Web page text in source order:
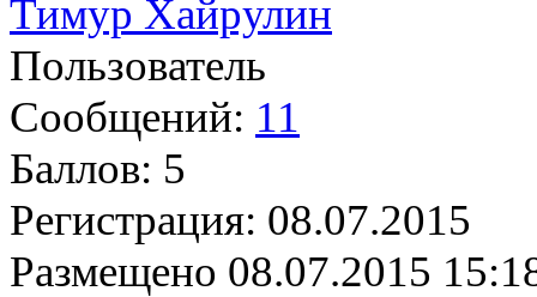
Тимур Хайрулин
Пользователь
Сообщений: 11
Баллов: 5
Регистрация: 08.07.2015
Размещено 08.07.2015